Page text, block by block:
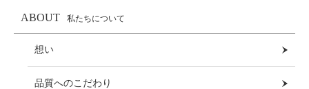
ABOUT 私たちについて
想い
品質へのこだわり